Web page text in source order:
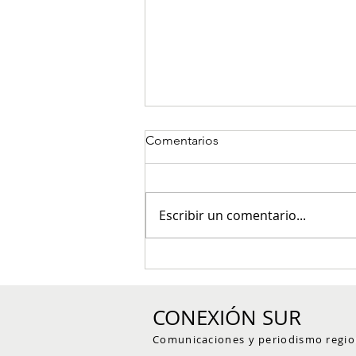
Comentarios
Escribir un comentario...
CONEXIÓN SUR
Comunicaciones y periodismo